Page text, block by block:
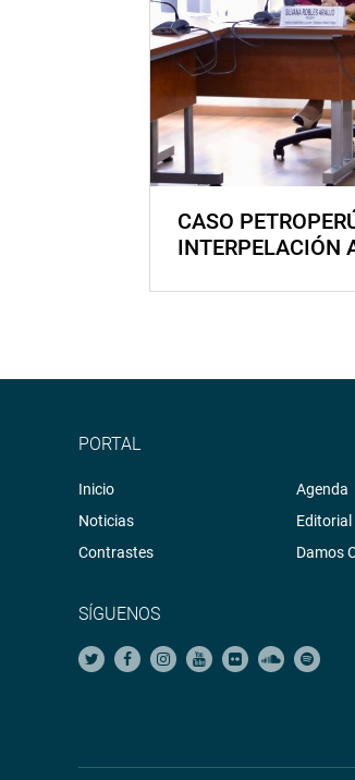
CASO
INTERPELACIÓN
PORTAL
Inicio
Noticias
Contrastes
Agenda
Editorial
Damos
SÍGUENOS